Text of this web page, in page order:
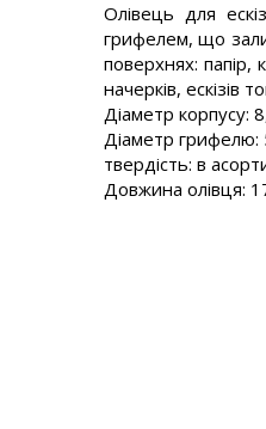
Олівець для
грифелем, що
поверхнях: папір,
начерків, ескізів
Діаметр корпусу:
Діаметр грифелю:
твердість: в
Довжина олівця: